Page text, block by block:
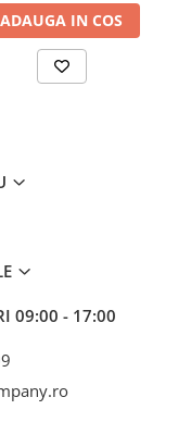
DCP7055W/HL2240D/
2135W 12K
ADAUGA IN COS
09:00 - 17:00